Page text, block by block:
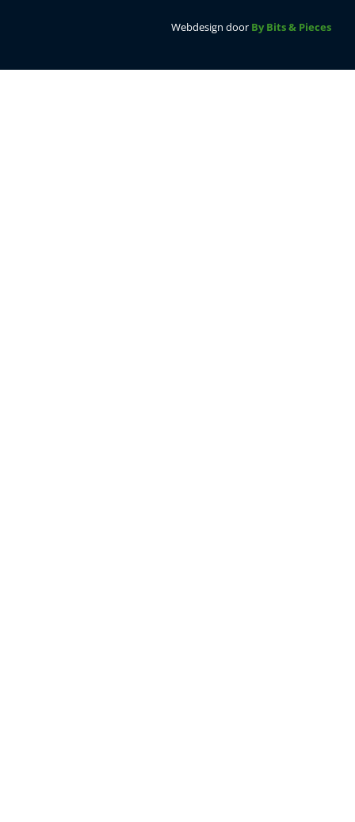
Webdesign door By Bits & Pieces